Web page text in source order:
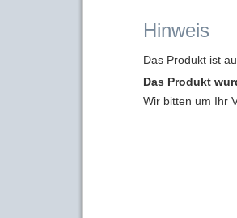
Hinweis
Das Produkt ist
Das Produkt
Wir bitten um Ihr